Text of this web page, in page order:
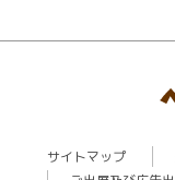
サイトマップ